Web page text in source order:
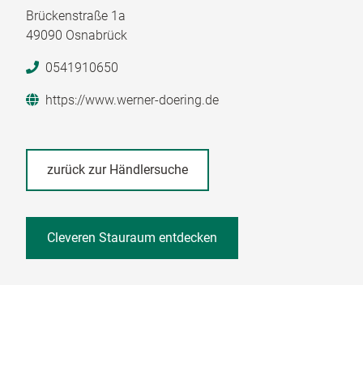
Brückenstraße 1a
49090 Osnabrück
0541910650
https://www.werner-doering.de
zurück zur Händlersuche
Cleveren Stauraum entdecken